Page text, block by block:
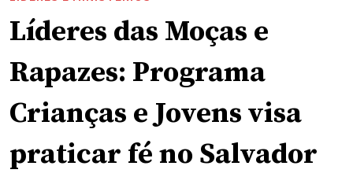
Líderes das Moças e
Rapazes: Programa
Crianças e Jovens visa
praticar fé no Salvador